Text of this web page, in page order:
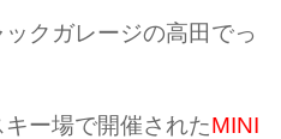
クガレージの高田でっ
ー場で開催されたMINI